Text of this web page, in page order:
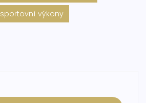
sportovní výkony